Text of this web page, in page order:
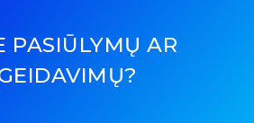
PASIŪLYMŲ AR